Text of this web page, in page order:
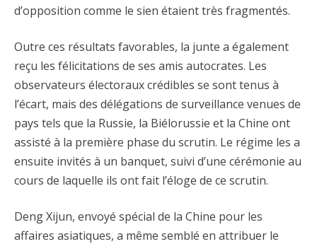
d’opposition comme le sien étaient très fragmentés.
Outre ces résultats favorables, la junte a également
reçu les félicitations de ses amis autocrates. Les
observateurs électoraux crédibles se sont tenus à
l’écart, mais des délégations de surveillance venues de
pays tels que la Russie, la Biélorussie et la Chine ont
assisté à la première phase du scrutin. Le régime les a
ensuite invités à un banquet, suivi d’une cérémonie au
cours de laquelle ils ont fait l’éloge de ce scrutin.
Deng Xijun, envoyé spécial de la Chine pour les
affaires asiatiques, a même semblé en attribuer le